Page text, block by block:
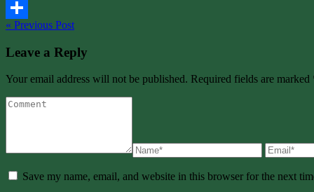
Email
Share
« Previous Post
Leave a Reply
Your email address will not be published. Required fields are marked
Save my name, email, and website in this browser for the next